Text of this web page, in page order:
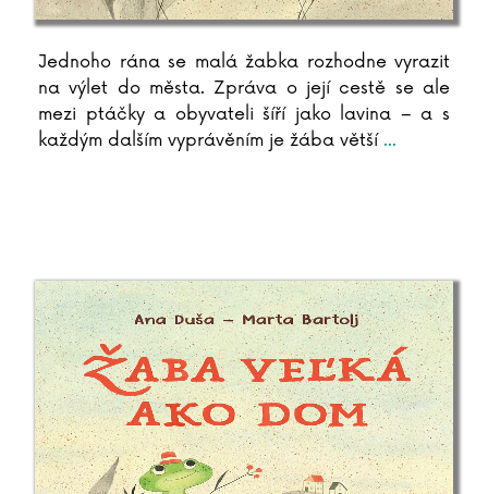
Jednoho rána se malá žabka rozhodne vyrazit
na výlet do města. Zpráva o její cestě se ale
mezi ptáčky a obyvateli šíří jako lavina – a s
každým dalším vyprávěním je žába větší...